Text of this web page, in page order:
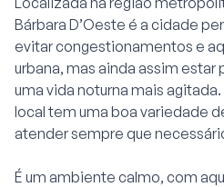
Bárbara D’Oeste é a cidade
evitar congestionamentos e
urbana, mas ainda assim estar
uma vida noturna mais
local tem uma boa variedade
atender sempre que
É um ambiente calmo, com